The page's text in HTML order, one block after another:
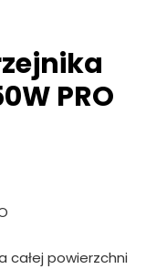
PRO
całej powierzchni